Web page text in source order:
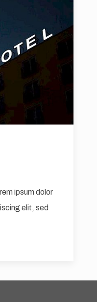
ipsum dolor
elit, sed